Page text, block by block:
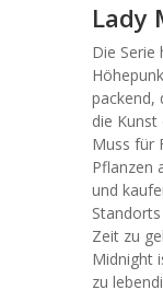
Lady
Die Serie
packend,
die Kunst
Muss für
Pflanzen
und
Zeit zu
Midnight
zu